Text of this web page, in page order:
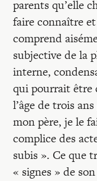
parents qu’elle
faire connaître
comprend
subjective de la
interne,
qui pourrait être
l’âge de trois
mon père, je le
complice des
subis ». Ce que
« signes » de